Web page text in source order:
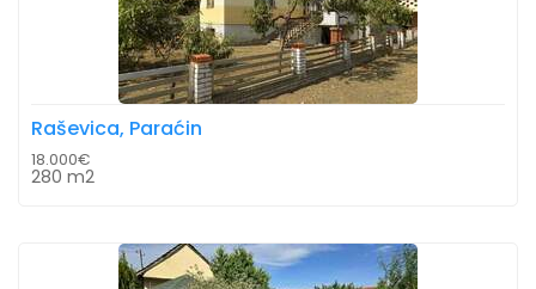
Raševica, Paraćin
18.000€
280 m2